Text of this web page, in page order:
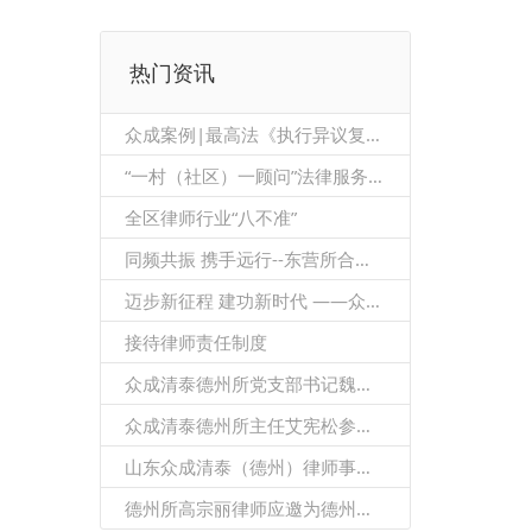
热门资讯
众成案例|最高法《执行异议复议规定》第28条、29条的关系
“一村（社区）一顾问”法律服务业务指引
全区律师行业“八不准”
同频共振 携手远行--东营所合伙人团队莅临德州所参观交流
迈步新征程 建功新时代 ——众成清泰（德州）律师事务所隆重召开2021年度总结暨表彰大会
接待律师责任制度
众成清泰德州所党支部书记魏金辉当选德城区律师协会第二届理事会会长
众成清泰德州所主任艾宪松参加山东省律师协会环境与资源保护法专业委员会2021年度会议暨双碳法律服务研讨会
山东众成清泰（德州）律师事务所举行企业年金签约仪式
德州所高宗丽律师应邀为德州市特教中心开展疫情防控知识讲座